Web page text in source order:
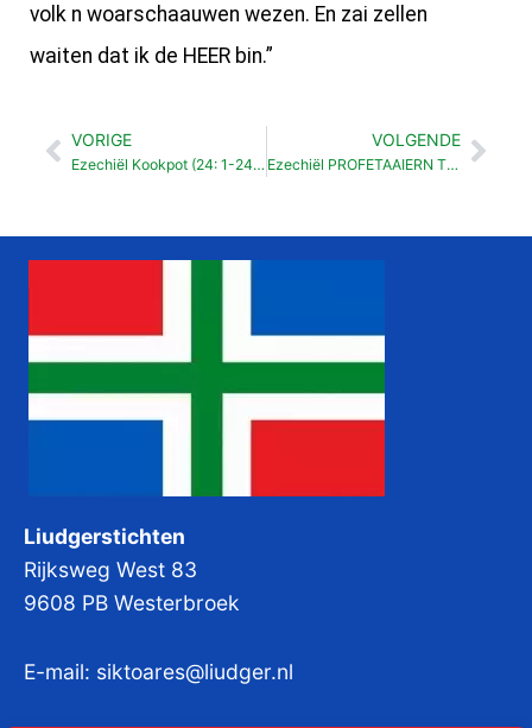
volk n woarschaauwen wezen. En zai zellen
waiten dat ik de HEER bin.”
Vorige
VORIGE
Ezechiël Kookpot (24: 1-24:14)
VOLGENDE
Ezechiël PROFETAAIERN TEGEN JUDOA ZIEN VIJANDEN
Liudgerstichten
Rijksweg West 83
9608 PB Westerbroek
E-mail: siktoares@liudger.nl